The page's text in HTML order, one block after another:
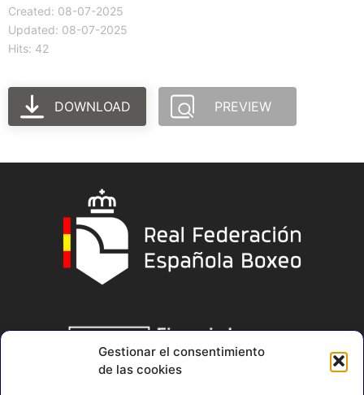
Gestionar el consentimiento
de las cookies
Created: 08-07-2025
Updated: 08-07-2025
Hits: 42
DOWNLOAD PREVIEW